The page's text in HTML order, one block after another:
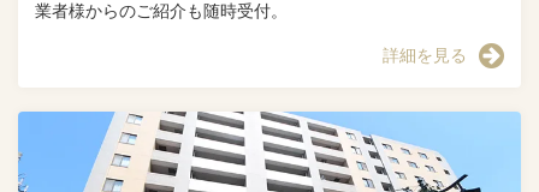
業者様からのご紹介も随時受付。
詳細を見る